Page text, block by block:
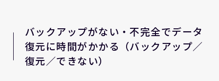
バックアップがない・不完全でデータ
復元に時間がかかる（バックアップ／
復元／できない）